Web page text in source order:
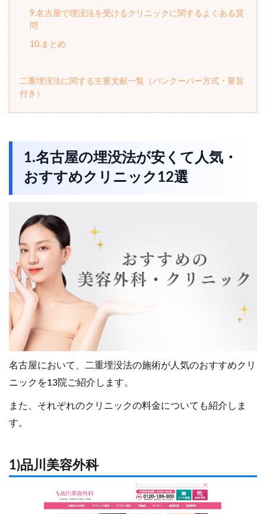
9.名古屋で埋没法を受けるクリニックに関するよくある質
問
10.まとめ
二重埋没法に関する主要文献一覧（バンクーバー方式・要旨
付き）
1.名古屋の埋没法が安くて人気・
おすすめクリニック12選
名古屋において、二重埋没法の施術が人気のおすすめクリ
ニックを13院ご紹介します。
また、それぞれのクリニックの料金についても紹介しま
す。
1)品川美容外科